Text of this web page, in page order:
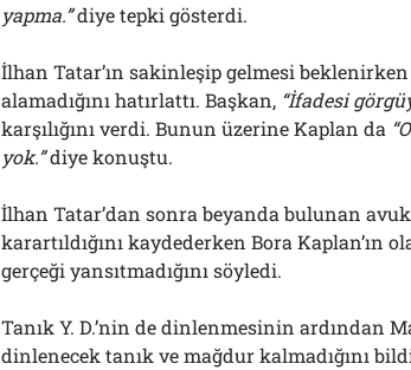
yapma.”diye tepki gösterdi.
İlhan Tatar’ın sakinleşip gelmesi
alamadığını hatırlattı. Başkan, “İfadesi
karşılığını verdi. Bunun üzerine Kaplan da
yok.”diye konuştu.
İlhan Tatar’dan sonra beyanda bulunan
karartıldığını kaydederken Bora Kaplan’ın
gerçeği yansıtmadığını söyledi.
Tanık Y. D.’nin de dinlenmesinin ardından
dinlenecek tanık ve mağdur kalmadığını